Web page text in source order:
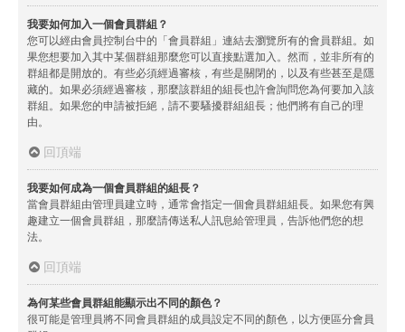
我要如何加入一個會員群組？
您可以經由會員控制台中的「會員群組」連結去瀏覽所有的會員群組。如
果您想要加入其中某個群組那麼您可以直接點選加入。然而，並非所有的
群組都是開放的。有些必須經過審核，有些是關閉的，以及有些甚至是隱
藏的。如果必須經過審核，那麼該群組的組長也許會詢問您為何要加入該
群組。如果您的申請被拒絕，請不要騷擾群組組長；他們將有自己的理
由。
回頂端
我要如何成為一個會員群組的組長？
當會員群組由管理員建立時，通常會指定一個會員群組組長。如果您有興
趣建立一個會員群組，那麼請傳送私人訊息給管理員，告訴他們您的想
法。
回頂端
為何某些會員群組能顯示出不同的顏色？
很可能是管理員將不同會員群組的成員設定不同的顏色，以方便區分會員